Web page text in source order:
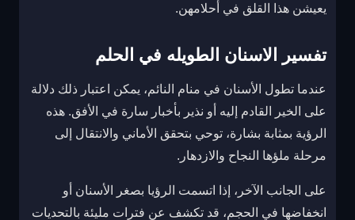
يعيشن هذا القلق في أحلامهن.
تفسير الاسنان الطويله في الحلم
عندما تطول الأسنان في منام النائم، يمكن اعتبار ذلك دلالة
على الخير القادم إليه أو نذير بأخبار سارة في الأفق. هذه
الرؤية بمثابة بشارة، توحي بتحقق الأماني والانتقال إلى
مرحلة ملؤها النجاح والازدهار.
على الجانب الآخر، إذا اتسمت الرؤيا بصغر الأسنان أو
انخفاضها في الحجم، قد تكشف عن فترات مليئة بالتحديات